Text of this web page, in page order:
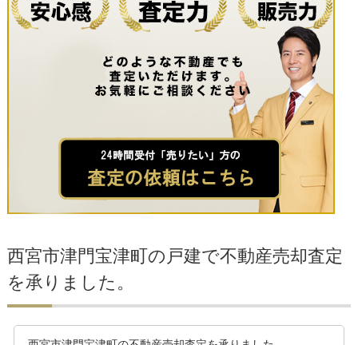
西宮市津門宝津町の戸建で不動産売却査定
を承りました。